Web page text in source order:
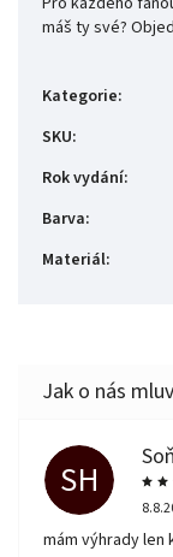
máš ty své?
Kategorie:
SKU:
Rok vydání:
Barva:
Materiál:
SH
mám výhrady len